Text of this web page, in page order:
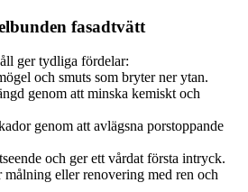
fasadtvätt
ger tydliga fördelar:
och smuts som bryter ner ytan.
genom att minska kemiskt och
genom att avlägsna porstoppande
och ger ett vårdat första intryck.
målning eller renovering med ren och